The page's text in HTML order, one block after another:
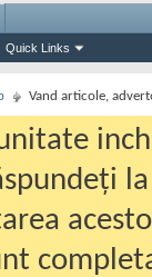
Quick Links
Vand articole,